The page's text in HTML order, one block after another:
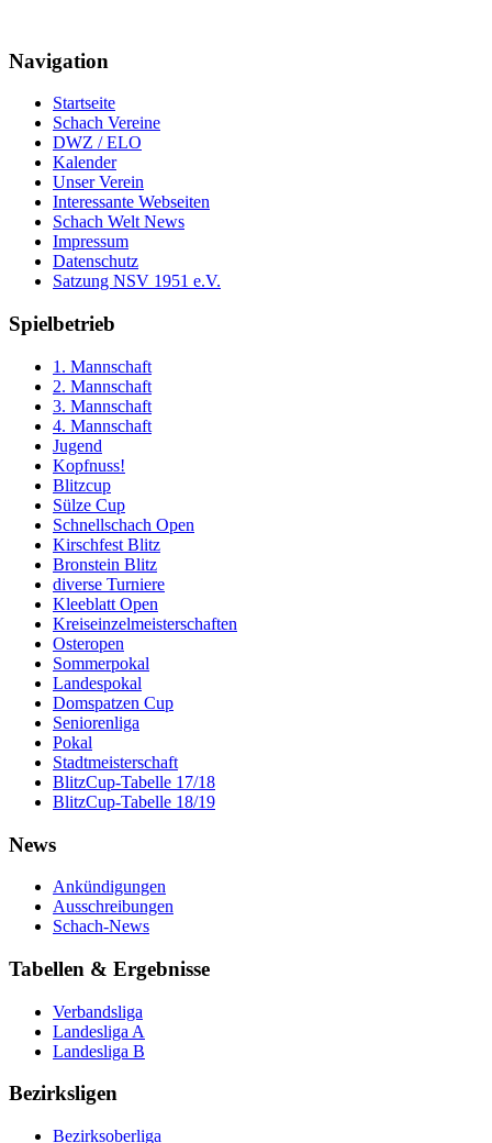
Navigation
Startseite
Schach Vereine
DWZ / ELO
Kalender
Unser Verein
Interessante Webseiten
Schach Welt News
Impressum
Datenschutz
Satzung NSV 1951 e.V.
Spielbetrieb
1. Mannschaft
2. Mannschaft
3. Mannschaft
4. Mannschaft
Jugend
Kopfnuss!
Blitzcup
Sülze Cup
Schnellschach Open
Kirschfest Blitz
Bronstein Blitz
diverse Turniere
Kleeblatt Open
Kreiseinzelmeisterschaften
Osteropen
Sommerpokal
Landespokal
Domspatzen Cup
Seniorenliga
Pokal
Stadtmeisterschaft
BlitzCup-Tabelle 17/18
BlitzCup-Tabelle 18/19
News
Ankündigungen
Ausschreibungen
Schach-News
Tabellen & Ergebnisse
Verbandsliga
Landesliga A
Landesliga B
Bezirksligen
Bezirksoberliga